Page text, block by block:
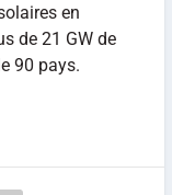
en
de 21 GW de
90 pays.